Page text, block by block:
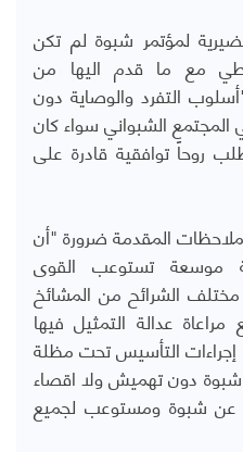
لمؤتمر شبوة لم تكن
مع ما قدم اليها من
التفرد والوصاية دون
المجتمع الشبواني سواء كان
روحاً توافقية قادرة على
المقدمة ضرورة "أن
موسعة تستوعب القوى
مختلف الشرائح من المشائخ
عدالة التمثيل فيها
إجراءات التأسيس تحت مظلة
شبوة دون تهميش ولا اقصاء
عن شبوة ومستوعب لجميع